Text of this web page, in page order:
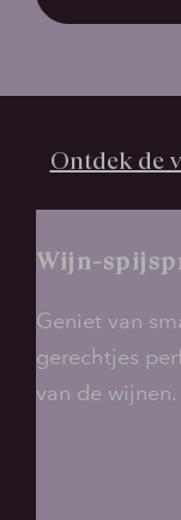
Ontdek de
Wijn-
Geniet van
gerechtjes
van de wijnen.